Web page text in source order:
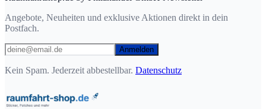
Angebote, Neuheiten und exklusive Aktionen direkt in dein
Postfach.
Anmelden
Kein Spam. Jederzeit abbestellbar. Datenschutz